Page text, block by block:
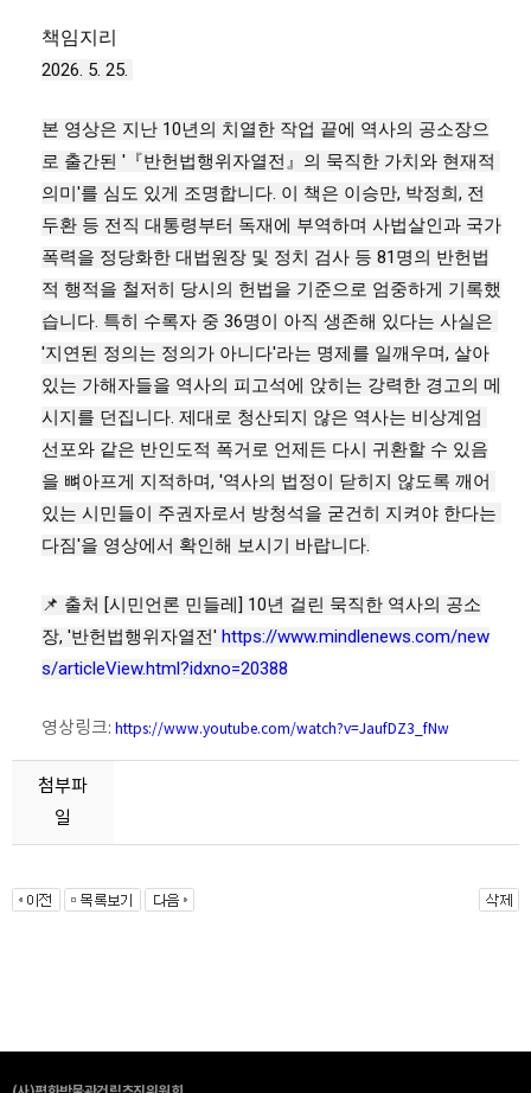
책임지리
2026. 5. 25.
본 영상은 지난 10년의 치열한 작업 끝에 역사의 공소장으
로 출간된 '『반헌법행위자열전』의 묵직한 가치와 현재적
의미'를 심도 있게 조명합니다. 이 책은 이승만, 박정희, 전
두환 등 전직 대통령부터 독재에 부역하며 사법살인과 국가
폭력을 정당화한 대법원장 및 정치 검사 등 81명의 반헌법
적 행적을 철저히 당시의 헌법을 기준으로 엄중하게 기록했
습니다. 특히 수록자 중 36명이 아직 생존해 있다는 사실은
'지연된 정의는 정의가 아니다'라는 명제를 일깨우며, 살아
있는 가해자들을 역사의 피고석에 앉히는 강력한 경고의 메
시지를 던집니다. 제대로 청산되지 않은 역사는 비상계엄
선포와 같은 반인도적 폭거로 언제든 다시 귀환할 수 있음
을 뼈아프게 지적하며, '역사의 법정이 닫히지 않도록 깨어
있는 시민들이 주권자로서 방청석을 굳건히 지켜야 한다는
다짐'을 영상에서 확인해 보시기 바랍니다.
📌 출처 [시민언론 민들레] 10년 걸린 묵직한 역사의 공소
장, '반헌법행위자열전' https://www.mindlenews.com/new
s/articleView.html?idxno=20388
영상링크: https://www.youtube.com/watch?v=JaufDZ3_fNw
첨부파
일